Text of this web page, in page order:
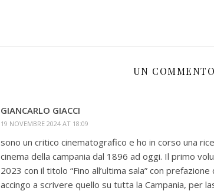
UN COMMENTO
GIANCARLO GIACCI
19 NOVEMBRE 2024 AT 18:09
sono un critico cinematografico e ho in corso una
cinema della campania dal 1896 ad oggi. Il primo
2023 con il titolo “Fino all’ultima sala” con
accingo a scrivere quello su tutta la Campania, per